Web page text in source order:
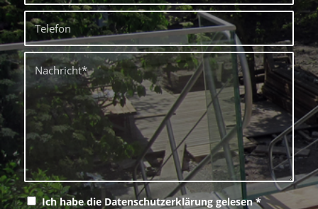
Ich habe die Datenschutzerklärung gelesen*